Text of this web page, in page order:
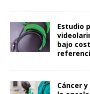
Estudio
bajo
Cáncer